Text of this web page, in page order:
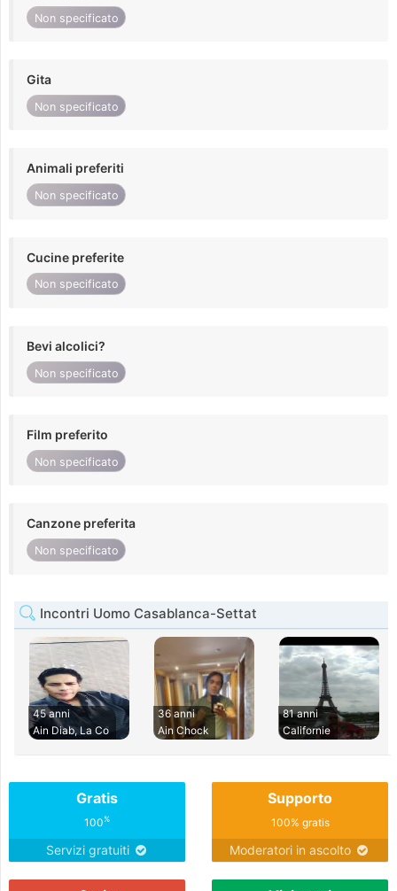
Non specificato
Gita
Non specificato
Animali preferiti
Non specificato
Cucine preferite
Non specificato
Bevi alcolici?
Non specificato
Film preferito
Non specificato
Canzone preferita
Non specificato
Incontri Uomo Casablanca-Settat
45 anni
Ain Diab, La Co
36 anni
Ain Chock
81 anni
Californie
Gratis
100%
Servizi gratuiti
Supporto
100% gratis
Moderatori in ascolto